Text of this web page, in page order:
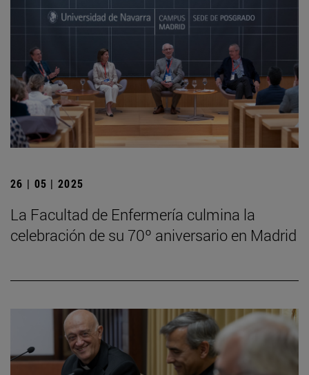
26 | 05 | 2025
La Facultad de Enfermería culmina la
celebración de su 70º aniversario en Madrid